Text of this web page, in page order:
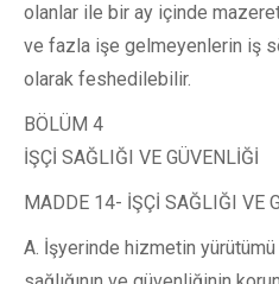
olanlar ile bir ay içinde
ve fazla işe gelmeyenlerin iş
olarak feshedilebilir.
BÖLÜM 4
İŞÇİ SAĞLIĞI VE GÜVENLİĞİ
MADDE 14- İŞÇİ SAĞLIĞI VE
A. İşyerinde hizmetin yürütümü